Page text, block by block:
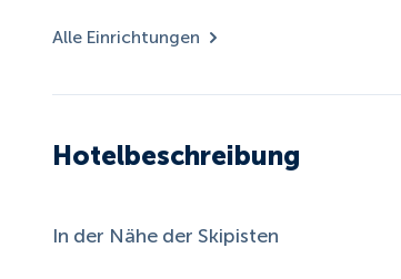
Alle Einrichtungen
Hotelbeschreibung
In der Nähe der Skipisten